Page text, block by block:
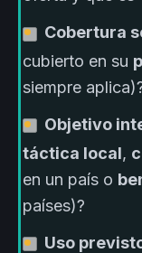
Cobertura
cubierto en su
siempre
Objetivo
táctica local,
en un país o
países)?
Uso